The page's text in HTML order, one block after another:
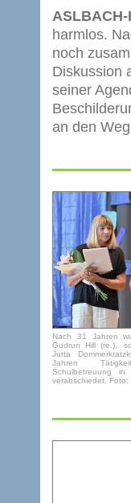
ASLBACH-
harmlos.
noch
Diskussion
seiner
an den
Nach 31 Jahren
Gudrun Hill (re.),
Jutta
Jahren
Schulbetreuung
verabschiedet. Foto: